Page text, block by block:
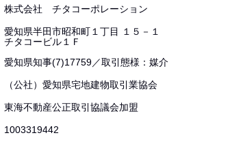
株式会社 チタコーポレーション
愛知県半田市昭和町１丁目 １５－１
チタコービル１Ｆ
愛知県知事(7)17759／取引態様：媒介
（公社）愛知県宅地建物取引業協会
東海不動産公正取引協議会加盟
1003319442